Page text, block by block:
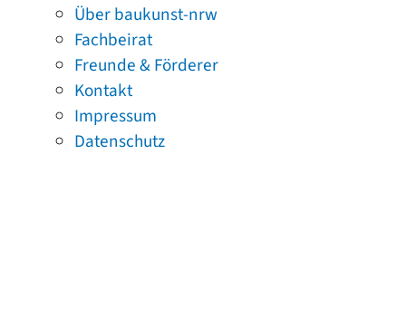
Über baukunst-nrw
Fachbeirat
Freunde & Förderer
Kontakt
Impressum
Datenschutz